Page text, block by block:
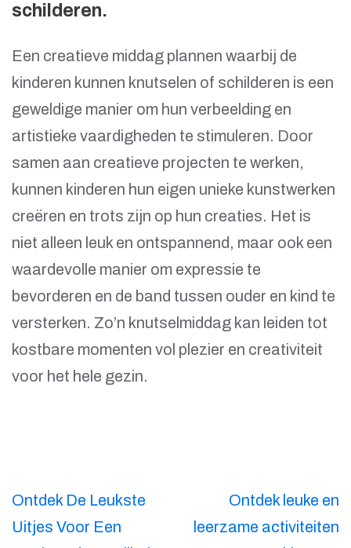
schilderen.
Een creatieve middag plannen waarbij de
kinderen kunnen knutselen of schilderen is een
geweldige manier om hun verbeelding en
artistieke vaardigheden te stimuleren. Door
samen aan creatieve projecten te werken,
kunnen kinderen hun eigen unieke kunstwerken
creëren en trots zijn op hun creaties. Het is
niet alleen leuk en ontspannend, maar ook een
waardevolle manier om expressie te
bevorderen en de band tussen ouder en kind te
versterken. Zo’n knutselmiddag kan leiden tot
kostbare momenten vol plezier en creativiteit
voor het hele gezin.
Berichtnavigatie
Ontdek De Leukste
Uitjes Voor Een
Ontdek leuke en
leerzame activiteiten